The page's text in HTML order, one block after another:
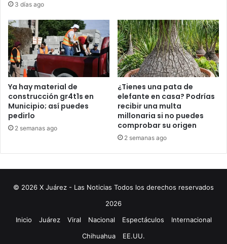
3 días ago
Ya hay material de
construcción gr4t1s en
Municipio; así puedes
pedirlo
2 semanas ago
¿Tienes una pata de
elefante en casa? Podrías
recibir una multa
millonaria si no puedes
comprobar su origen
2 semanas ago
© 2026 X Juárez - Las Noticias Todos los derechos reservados
2026
Inicio
Juárez Viral Nacional Espectáculos
Internacional
Chihuahua
EE.UU.